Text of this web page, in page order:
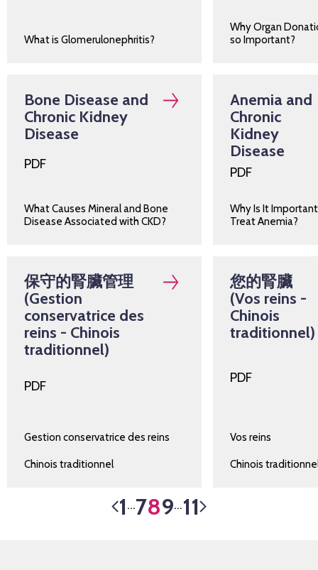
What is Glomerulonephritis?
Why Organ
so Important?
Bone Disease and
Chronic Kidney
Disease
PDF
What Causes Mineral and Bone
Disease Associated with CKD?
Anemia and
Chronic
Kidney
Disease
PDF
Why Is It
Treat Anemia?
保守的腎臟管理
(Gestion
conservatrice des
reins - Chinois
traditionnel)
PDF
Gestion conservatrice des reins
Chinois traditionnel
您的腎臟
(Vos reins -
Chinois
traditionnel)
PDF
Vos reins
Chinois
1…789…11